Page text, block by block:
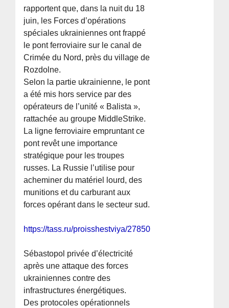
rapportent que, dans la nuit du 18
juin, les Forces d’opérations
spéciales ukrainiennes ont frappé
le pont ferroviaire sur le canal de
Crimée du Nord, près du village de
Rozdolne.
Selon la partie ukrainienne, le pont
a été mis hors service par des
opérateurs de l’unité « Balista »,
rattachée au groupe MiddleStrike.
La ligne ferroviaire empruntant ce
pont revêt une importance
stratégique pour les troupes
russes. La Russie l’utilise pour
acheminer du matériel lourd, des
munitions et du carburant aux
forces opérant dans le secteur sud.
https://tass.ru/proisshestviya/27850175
Sébastopol privée d’électricité
après une attaque des forces
ukrainiennes contre des
infrastructures énergétiques.
Des protocoles opérationnels